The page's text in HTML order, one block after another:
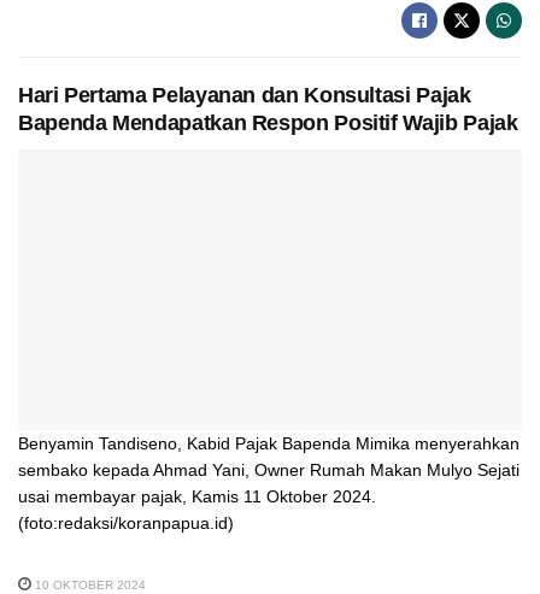
Hari Pertama Pelayanan dan Konsultasi Pajak
Bapenda Mendapatkan Respon Positif Wajib Pajak
Benyamin Tandiseno, Kabid Pajak Bapenda Mimika menyerahkan
sembako kepada Ahmad Yani, Owner Rumah Makan Mulyo Sejati
usai membayar pajak, Kamis 11 Oktober 2024.
(foto:redaksi/koranpapua.id)
10 OKTOBER 2024